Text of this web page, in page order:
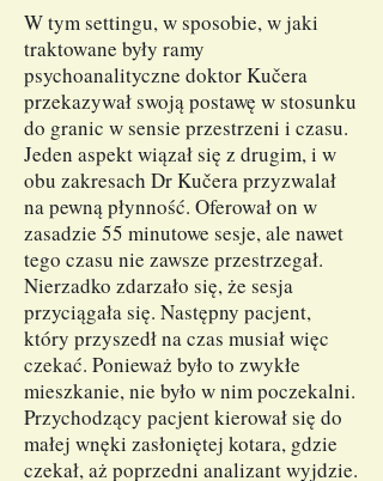
W tym settingu, w sposobie, w jaki
traktowane były ramy
psychoanalityczne doktor Kučera
przekazywał swoją postawę w stosunku
do granic w sensie przestrzeni i czasu.
Jeden aspekt wiązał się z drugim, i w
obu zakresach Dr Kučera przyzwalał
na pewną płynność. Oferował on w
zasadzie 55 minutowe sesje, ale nawet
tego czasu nie zawsze przestrzegał.
Nierzadko zdarzało się, że sesja
przyciągała się. Następny pacjent,
który przyszedł na czas musiał więc
czekać. Ponieważ było to zwykłe
mieszkanie, nie było w nim poczekalni.
Przychodzący pacjent kierował się do
małej wnęki zasłoniętej kotara, gdzie
czekał, aż poprzedni analizant wyjdzie.